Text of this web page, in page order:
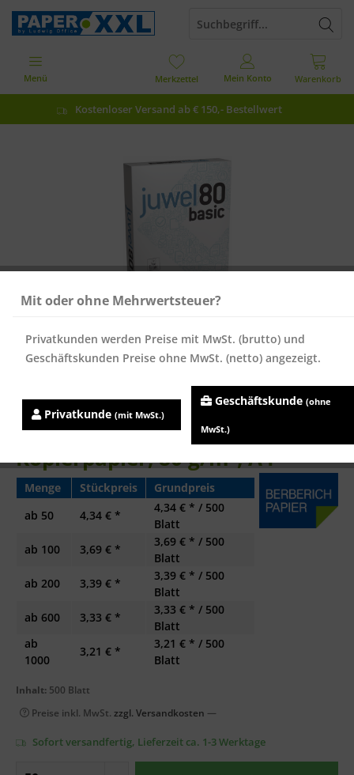
Kostenloser Versand ab € 150,- Bestellwert
Warenkorb
Merkzettel Mein Konto
Menü
Juwel 80 Basic FSC
Kopierpapier, 80 g/m², A4
Menge Stückpreis
Grundpreis
ab 50 4,34 € *
4,34 € * / 500
Blatt
ab 100 3,69 € *
3,69 € * / 500
Blatt
ab 200 3,39 € *
3,39 € * / 500
Blatt
ab 600 3,33 € *
3,33 € * / 500
Blatt
ab
1000
3,21 € *
3,21 € * / 500
Blatt
Inhalt: 500 Blatt
Preise inkl. MwSt. zzgl. Versandkosten —
Sofort versandfertig, Lieferzeit ca. 1-3 Werktage
Mit oder ohne Mehrwertsteuer?
Privatkunden werden Preise mit MwSt. (brutto) und
Geschäftskunden Preise ohne MwSt. (netto) angezeigt.
Privatkunde (mit MwSt.)
Geschäftskunde (ohne
MwSt.)